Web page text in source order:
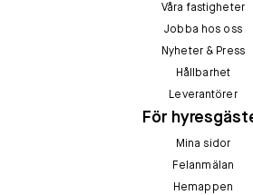
Våra fastigheter
Jobba hos oss
Nyheter & Press
Hållbarhet
Leverantörer
För
Mina sidor
Felanmälan
Hemappen